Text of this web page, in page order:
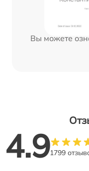
Вы можете
4.91799